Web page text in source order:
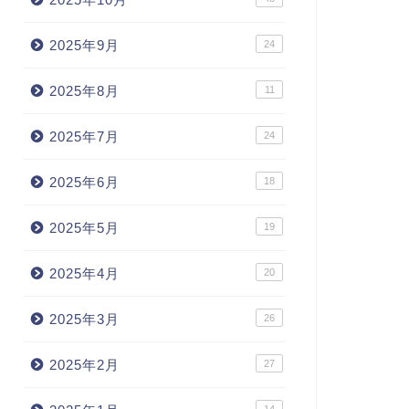
2025年9月 24
2025年8月 11
2025年7月 24
2025年6月 18
2025年5月 19
2025年4月 20
2025年3月 26
2025年2月 27